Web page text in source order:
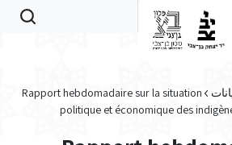
Rapport hebdomadaire sur la situation
politique et économique des